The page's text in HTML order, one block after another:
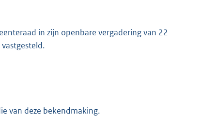
in zijn openbare vergadering van 22
van deze bekendmaking.